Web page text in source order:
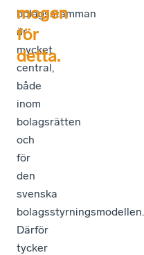
bolagsstämman
är
mycket
central,
både
inom
bolagsrätten
och
för
den
svenska
bolagsstyrningsmodellen.
Därför
tycker
mogen
för
detta.